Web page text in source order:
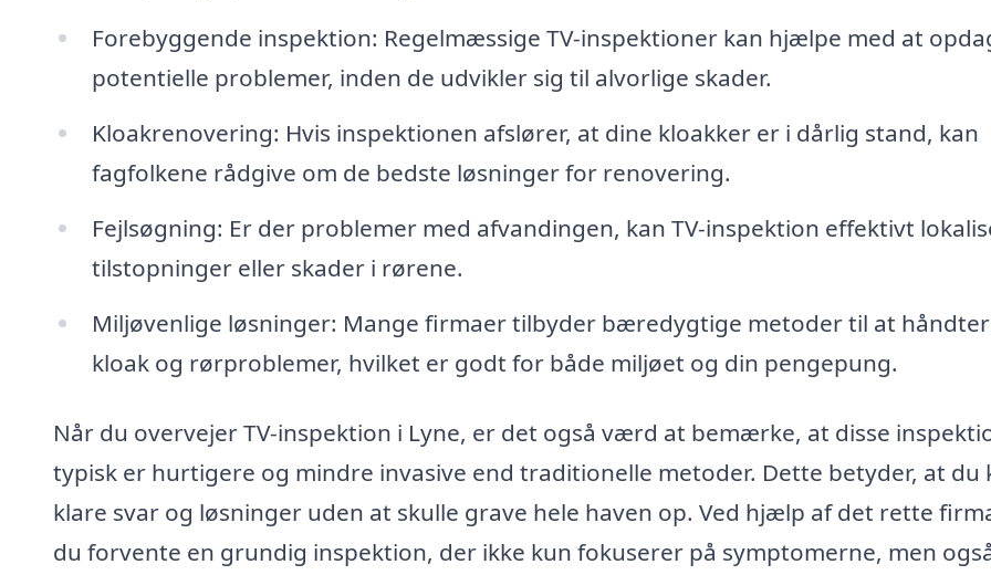
Forebyggende inspektion: Regelmæssige TV-inspektioner kan hjælpe med at
potentielle problemer, inden de udvikler sig til alvorlige skader.
Kloakrenovering: Hvis inspektionen afslører, at dine kloakker er i dårlig stand, kan
fagfolkene rådgive om de bedste løsninger for renovering.
Fejlsøgning: Er der problemer med afvandingen, kan TV-inspektion effektivt
tilstopninger eller skader i rørene.
Miljøvenlige løsninger: Mange firmaer tilbyder bæredygtige metoder til at
kloak og rørproblemer, hvilket er godt for både miljøet og din pengepung.
Når du overvejer TV-inspektion i Lyne, er det også værd at bemærke, at disse
typisk er hurtigere og mindre invasive end traditionelle metoder. Dette betyder, at du
klare svar og løsninger uden at skulle grave hele haven op. Ved hjælp af det rette
du forvente en grundig inspektion, der ikke kun fokuserer på symptomerne, men